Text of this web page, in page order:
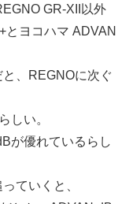
GR-XII以外
とヨコハマ ADVAN
、REGNOに次ぐ
しい。
が優れているらし
ていくと、